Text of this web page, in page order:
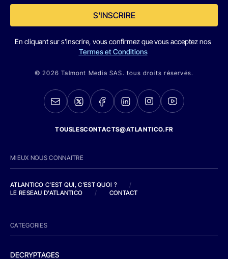
S'INSCRIRE
En cliquant sur s'inscrire, vous confirmez que vous acceptez nos
Termes et Conditions
© 2026 Talmont Media SAS. tous droits réservés.
TOUSLESCONTACTS@ATLANTICO.FR
MIEUX NOUS CONNAITRE
ATLANTICO C'EST QUI, C'EST QUOI ?
/
LE RESEAU D'ATLANTICO
/ CONTACT
CATEGORIES
DECRYPTAGES